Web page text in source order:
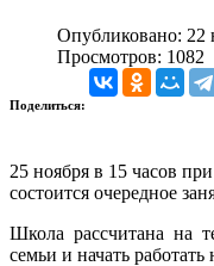
Опубликовано: 22
Просмотров: 1082
Поделиться:
25 ноября в 15 часов
состоится очередное
Школа рассчитана на
семьи и начать